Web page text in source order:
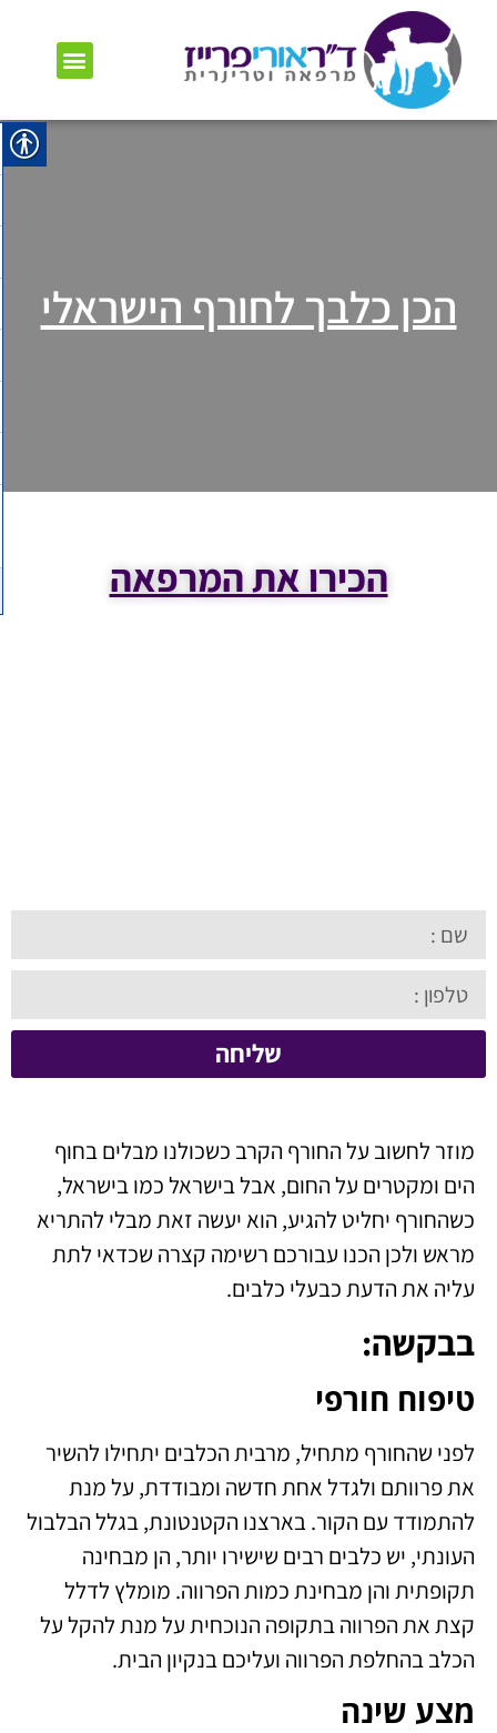
הכן כלבך לחורף הישראלי
מוזר לחשוב על החורף הקרב כשכולנו מבלים בחוף
הים ומקטרים על החום, אבל בישראל כמו בישראל,
כשהחורף יחליט להגיע, הוא יעשה זאת מבלי להתריא
מראש ולכן הכנו עבורכם רשימה קצרה שכדאי לתת
עליה את הדעת כבעלי כלבים.
בבקשה:
טיפוח חורפי
לפני שהחורף מתחיל, מרבית הכלבים יתחילו להשיר
את פרוותם ולגדל אחת חדשה ומבודדת, על מנת
להתמודד עם הקור. בארצנו הקטנטונת, בגלל הבלבול
העונתי, יש כלבים רבים שישירו יותר, הן מבחינה
תקופתית והן מבחינת כמות הפרווה. מומלץ לדלל
קצת את הפרווה בתקופה הנוכחית על מנת להקל על
הכלב בהחלפת הפרווה ועליכם בנקיון הבית.
מצע שינה
הכירו את המרפאה
שליחה